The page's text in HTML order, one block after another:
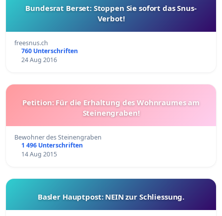
Bundesrat Berset: Stoppen Sie sofort das Snus-
Verbot!
freesnus.ch
760 Unterschriften
24 Aug 2016
Petition: Für die Erhaltung des Wohnraumes am
Steinengraben!
Bewohner des Steinengraben
1 496 Unterschriften
14 Aug 2015
Basler Hauptpost: NEIN zur Schliessung.